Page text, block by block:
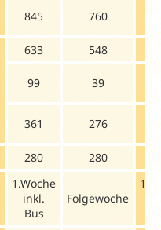
845 760
633 548
99 39
361 276
280 280
1.Woche
inkl.
Bus
Folgewoche